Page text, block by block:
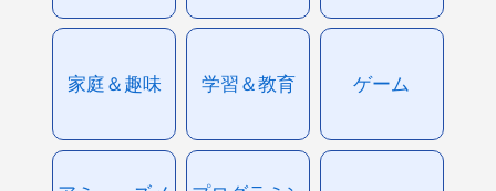
家庭＆趣味 学習＆教育 ゲーム